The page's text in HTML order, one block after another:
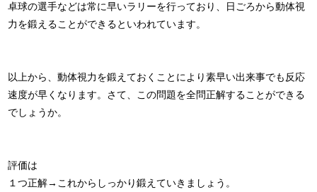
卓球の選手などは常に早いラリーを行っており、日ごろから動体視
力を鍛えることができるといわれています。
以上から、動体視力を鍛えておくことにより素早い出来事でも反応
速度が早くなります。さて、この問題を全問正解することができる
でしょうか。
評価は
１つ正解→これからしっかり鍛えていきましょう。